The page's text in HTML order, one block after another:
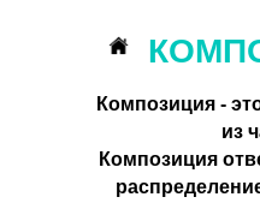
Композиция -
из
Композиция